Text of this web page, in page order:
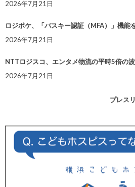
2026年7月21日
ロジポケ、「パスキー認証（MFA）」機能
2026年7月21日
NTTロジスコ、エンタメ物流の平時5倍の
2026年7月21日
プレス